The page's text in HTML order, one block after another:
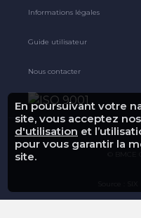
En poursuivant votre
site, vous acceptez nos
d'utilisation et
pour vous garantir la
site.
Informations légales
Guide utilisateur
Nous contacter